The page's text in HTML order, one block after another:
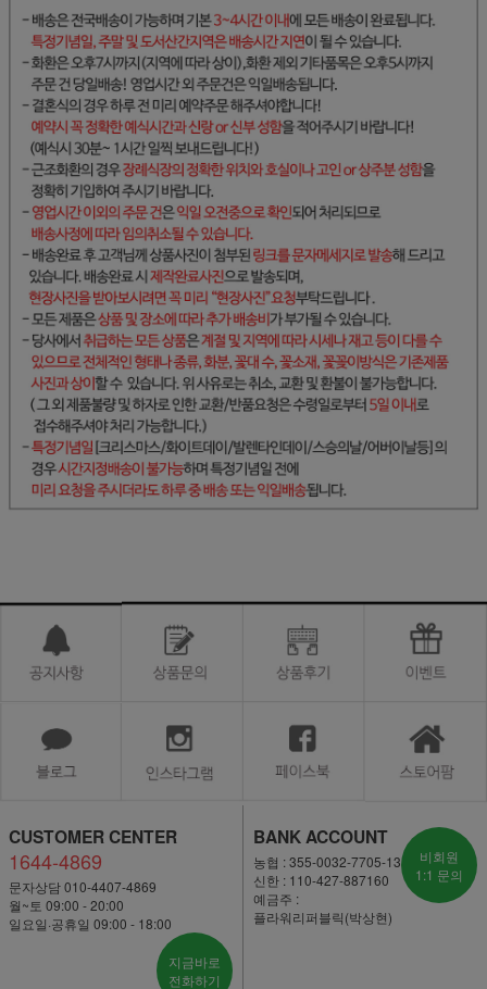
CUSTOMER CENTER
1644-4869
문자상담 010-4407-4869
월~토 09:00 - 20:00
일요일·공휴일 09:00 - 18:00
지금바로
전화하기
BANK ACCOUNT
농협 : 355-0032-7705-13
신한 : 110-427-887160
예금주 :
플라워리퍼블릭(박상현)
비회원
1:1 문의